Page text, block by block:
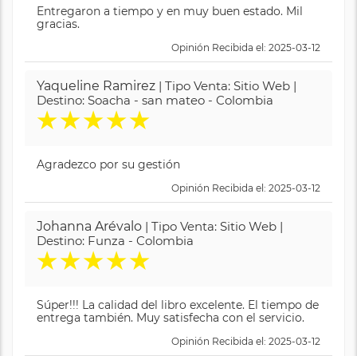
Entregaron a tiempo y en muy buen estado. Mil
gracias.
Opinión Recibida el: 2025-03-12
Yaqueline Ramirez | Tipo Venta: Sitio Web |
Destino: Soacha - san mateo - Colombia
★★★★★
Agradezco por su gestión
Opinión Recibida el: 2025-03-12
Johanna Arévalo | Tipo Venta: Sitio Web |
Destino: Funza - Colombia
★★★★★
Súper!!! La calidad del libro excelente. El tiempo de
entrega también. Muy satisfecha con el servicio.
Opinión Recibida el: 2025-03-12